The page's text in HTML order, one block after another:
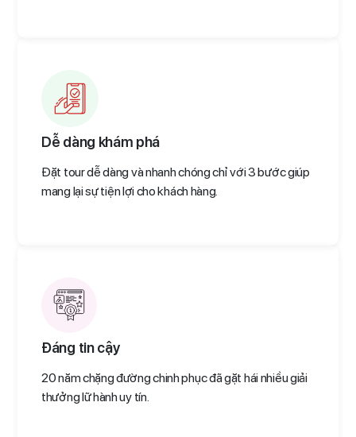
Dễ dàng khám phá
Đặt tour dễ dàng và nhanh chóng chỉ với 3 bước giúp
mang lại sự tiện lợi cho khách hàng.
Đáng tin cậy
20 năm chặng đường chinh phục đã gặt hái nhiều giải
thưởng lữ hành uy tín.